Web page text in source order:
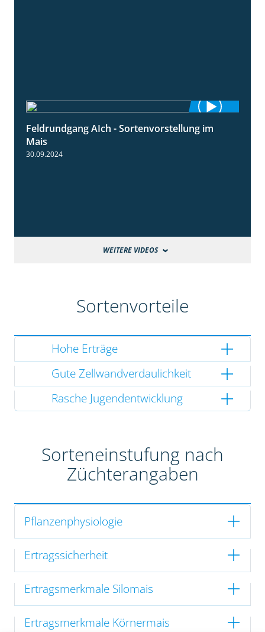
11:24
Feldrundgang AIch - Sortenvorstellung im
Mais
30.09.2024
WEITERE VIDEOS
Sortenvorteile
Hohe Erträge
Gute Zellwandverdaulichkeit
Rasche Jugendentwicklung
Sorteneinstufung nach
Züchterangaben
Pflanzenphysiologie
Ertragssicherheit
Ertragsmerkmale Silomais
Ertragsmerkmale Körnermais